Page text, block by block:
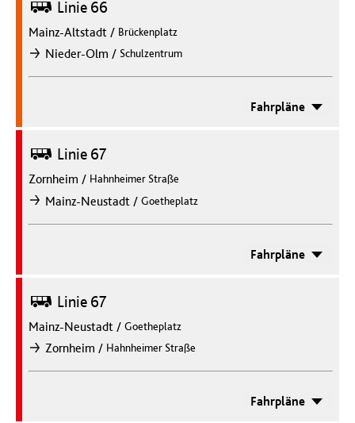
Bus Linie 66
Mainz-Altstadt / Brückenplatz
nachNieder-Olm / Schulzentrum
Fahrpläne
Bus Linie 67
Zornheim / Hahnheimer Straße
nachMainz-Neustadt / Goetheplatz
Fahrpläne
Bus Linie 67
Mainz-Neustadt / Goetheplatz
nachZornheim / Hahnheimer Straße
Fahrpläne